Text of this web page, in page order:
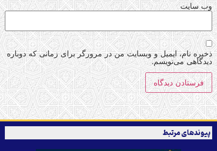
وب‌ سایت
ذخیره نام، ایمیل و وبسایت من در مرورگر برای زمانی که دوباره
دیدگاهی می‌نویسم.
پیوندهای مرتبط